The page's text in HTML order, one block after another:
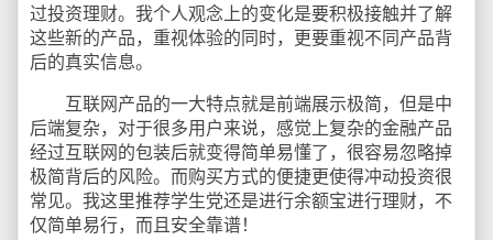
过投资理财。我个人观念上的变化是要积极接触并了解
这些新的产品，重视体验的同时，更要重视不同产品背
后的真实信息。
互联网产品的一大特点就是前端展示极简，但是中
后端复杂，对于很多用户来说，感觉上复杂的金融产品
经过互联网的包装后就变得简单易懂了，很容易忽略掉
极简背后的风险。而购买方式的便捷更使得冲动投资很
常见。我这里推荐学生党还是进行余额宝进行理财，不
仅简单易行，而且安全靠谱！